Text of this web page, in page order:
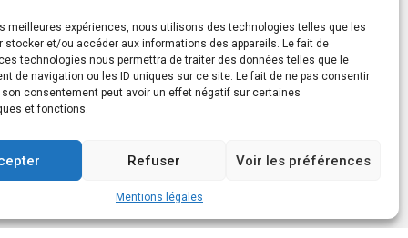
meilleures expériences, nous utilisons des technologies telles que les
stocker et/ou accéder aux informations des appareils. Le fait de
technologies nous permettra de traiter des données telles que le
de navigation ou les ID uniques sur ce site. Le fait de ne pas consentir
son consentement peut avoir un effet négatif sur certaines
et fonctions.
Refuser Voir les préférences
Mentions légales